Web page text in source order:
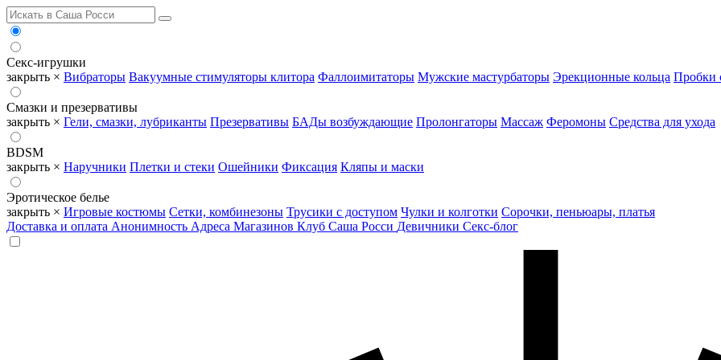
Секс-игрушки
закрыть × Вибраторы Вакуумные стимуляторы клитора Фаллоимитаторы Мужские мастурбаторы Эрекционные кольца Пробки
Смазки и презервативы
закрыть × Гели, смазки, лубриканты Презервативы БАДы возбуждающие Пролонгаторы Массаж Феромоны Средства для ухода
BDSM
закрыть × Наручники Плетки и стеки Ошейники Фиксация Кляпы и маски
Эротическое белье
закрыть × Игровые костюмы Сетки, комбинезоны Трусики с доступом Чулки и колготки Сорочки, пеньюары, платья
Доставка и оплата Анонимность Адреса Магазинов Клуб Саша Росси Девичники Секс-блог